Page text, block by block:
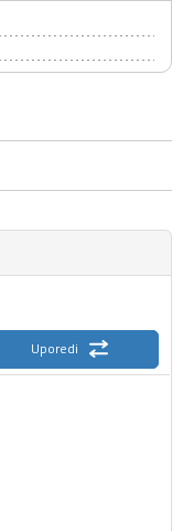
Uporedi